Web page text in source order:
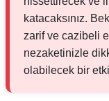
katacaksınız.
zarif ve cazibeli
nezaketinizle
olabilecek bir